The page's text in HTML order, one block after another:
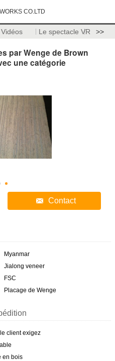
CO.LTD
Vidéos Le spectacle VR >>
par Wenge de Brown
une catégorie
Contact
Myanmar
Jialong veneer
FSC
Placage de Wenge
client exigez
en bois